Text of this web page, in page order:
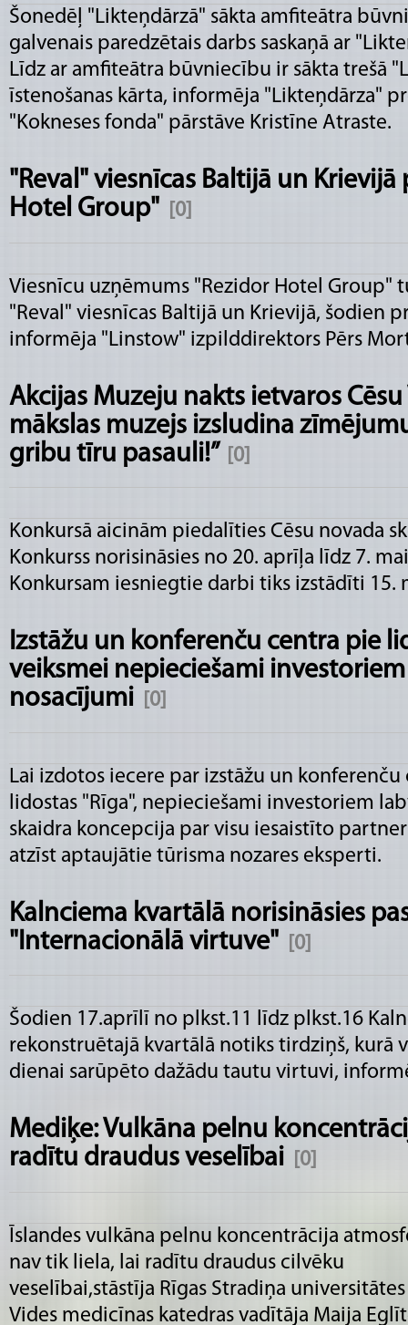
Šonedēļ "Likteņdārzā" sākta amfiteātra
galvenais paredzētais darbs saskaņā ar
Līdz ar amfiteātra būvniecību ir sākta trešā
īstenošanas kārta, informēja "Likteņdārza"
"Kokneses fonda" pārstāve Kristīne Atraste.
"Reval" viesnīcas Baltijā un
Hotel Group"
[0]
Viesnīcu uzņēmums "Rezidor Hotel Group"
"Reval" viesnīcas Baltijā un Krievijā, šodien
informēja "Linstow" izpilddirektors Pērs
Akcijas Muzeju nakts ietvaros
mākslas muzejs izsludina
gribu tīru pasauli!”
[0]
Konkursā aicinām piedalīties Cēsu novada
Konkurss norisināsies no 20. aprīļa līdz 7.
Konkursam iesniegtie darbi tiks izstādīti 15.
Izstāžu un konferenču centra pie
veiksmei nepieciešami
nosacījumi
[0]
Lai izdotos iecere par izstāžu un
lidostas "Rīga", nepieciešami investoriem
skaidra koncepcija par visu iesaistīto
atzīst aptaujātie tūrisma nozares eksperti.
Kalnciema kvartālā norisināsies
"Internacionālā virtuve"
[0]
Šodien 17.aprīlī no plkst.11 līdz plkst.16
rekonstruētajā kvartālā notiks tirdziņš, kurā
dienai sarūpēto dažādu tautu virtuvi,
Mediķe: Vulkāna pelnu
radītu draudus veselībai
[0]
Īslandes vulkāna pelnu koncentrācija
nav tik liela, lai radītu draudus cilvēku
veselībai,stāstīja Rīgas Stradiņa universitātes
Vides medicīnas katedras vadītāja Maija